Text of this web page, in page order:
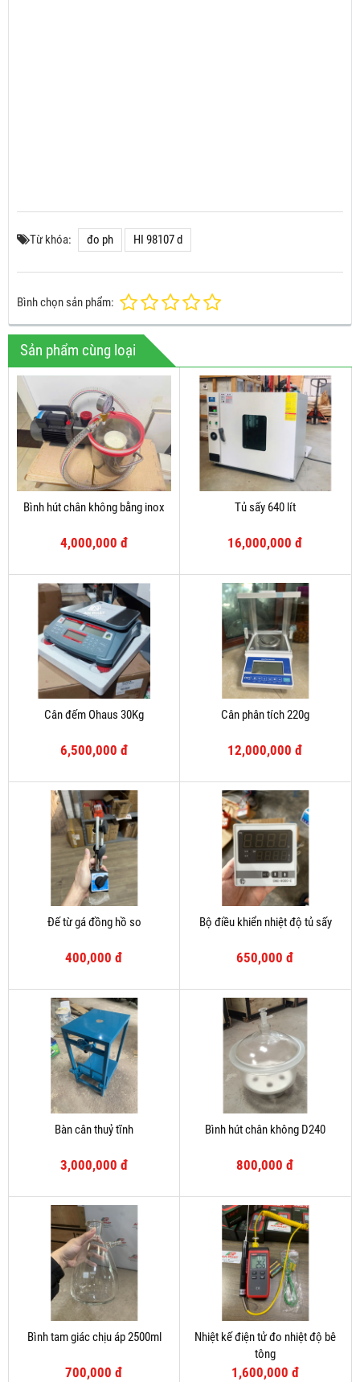
Từ khóa: đo ph HI 98107 d
Bình chọn sản phẩm:
Sản phẩm cùng loại
Bình hút chân không bằng inox
4,000,000 đ
Tủ sấy 640 lít
16,000,000 đ
Cân đếm Ohaus 30Kg
6,500,000 đ
Cân phân tích 220g
12,000,000 đ
Đế từ gá đồng hồ so
400,000 đ
Bộ điều khiển nhiệt độ tủ sấy
650,000 đ
Bàn cân thuỷ tĩnh
3,000,000 đ
Bình hút chân không D240
800,000 đ
Bình tam giác chịu áp 2500ml
700,000 đ
Nhiệt kế điện tử đo nhiệt độ bê
tông
1,600,000 đ